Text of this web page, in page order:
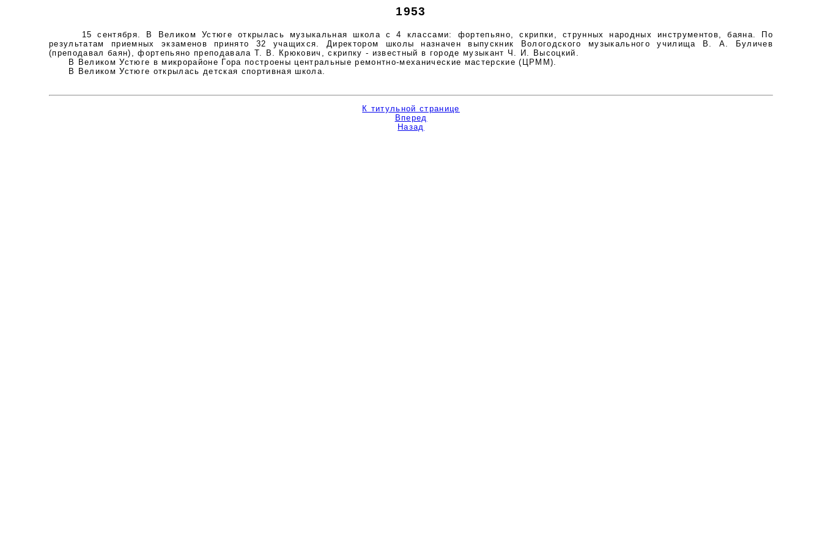
1953
15 сентября. В Великом Устюге открылась музыкальная школа с 4 классами: фортепьяно, скрипки, струнных народных инструментов, баяна. По
результатам приемных экзаменов принято 32 учащихся. Директором школы назначен выпускник Вологодского музыкального училища В. А. Буличев
(преподавал баян), фортепьяно преподавала Т. В. Крюкович, скрипку - известный в городе музыкант Ч. И. Высоцкий.
В Великом Устюге в микрорайоне Гора построены центральные ремонтно-механические мастерские (ЦРММ).
В Великом Устюге открылась детская спортивная школа.
К титульной странице
Вперед
Назад